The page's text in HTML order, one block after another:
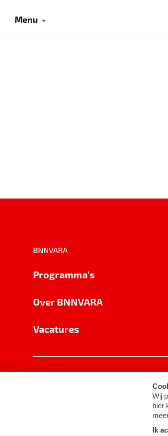
Menu
BNNVARA
Programma's
Over BNNVARA
Vacatures
Cookie-instellingen